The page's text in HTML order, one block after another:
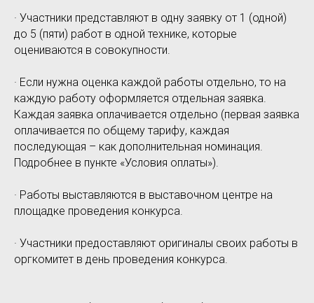
· Участники представляют в одну заявку от 1 (одной)
до 5 (пяти) работ в одной технике, которые
оцениваются в совокупности.
· Если нужна оценка каждой работы отдельно, то на
каждую работу оформляется отдельная заявка.
Каждая заявка оплачивается отдельно (первая заявка
оплачивается по общему тарифу, каждая
последующая – как дополнительная номинация.
Подробнее в пункте «Условия оплаты»).
· Работы выставляются в выставочном центре на
площадке проведения конкурса.
· Участники предоставляют оригиналы своих работы в
оргкомитет в день проведения конкурса.